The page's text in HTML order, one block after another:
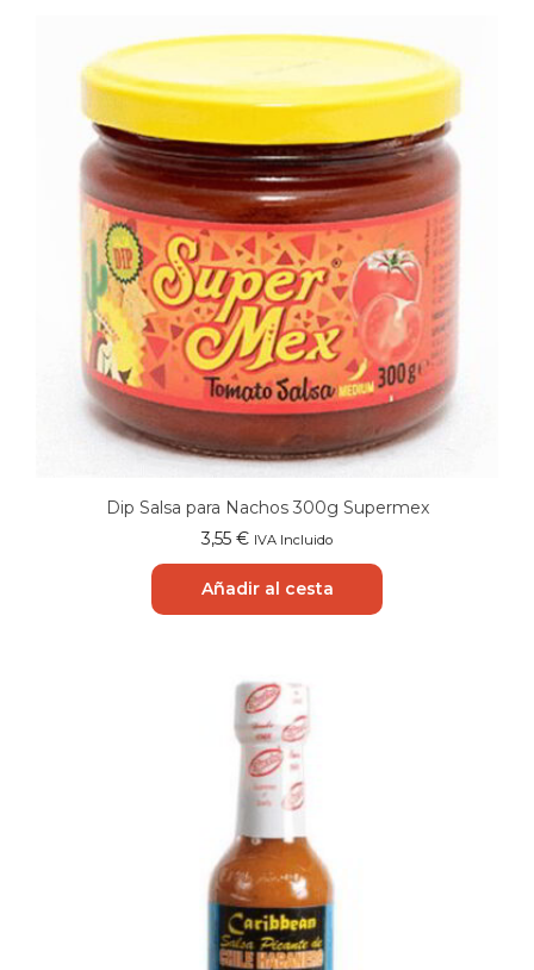
Dip Salsa para Nachos 300g Supermex
3,55 € IVA Incluido
Añadir al cesta